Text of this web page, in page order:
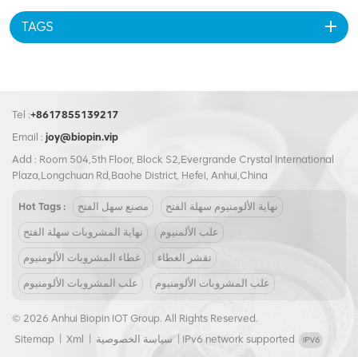
TAGS
Tel :+8617855139217
Email : joy@biopin.vip
Add : Room 504,5th Floor, Block S2,Evergrande Crystal International
Plaza,Longchuan Rd,Baohe District, Hefei, Anhui,China
Hot Tags : مصنع سهل الفتح نهاية الألومنيوم سهلة الفتح
نهاية المشروبات سهلة الفتح علب الألمنيوم
غطاء المشروبات الألومنيوم تقشر الغطاء
علب المشروبات الألومنيوم علب المشروبات الألومنيوم
© 2026 Anhui Biopin IOT Group. All Rights Reserved.
Sitemap
Xml سياسة الخصوصية IPv6 network supported